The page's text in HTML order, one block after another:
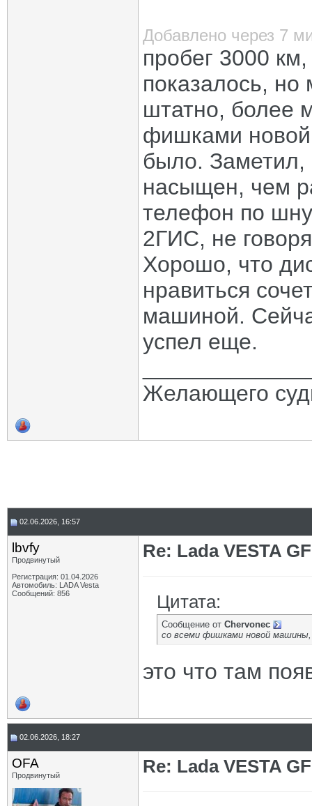
Добавлено через 7
пробег 3000
показалось, но
штатно, более
фишками
было. Заметил,
насыщен, чем
телефон по
2ГИС, не
Хорошо, что
нравиться
машиной.
успел еще.
Желающего
02.06.2026, 16:57
lbvfy
Продвинутый
Регистрация: 01.04.2026
Автомобиль: LADA Vesta
Сообщений: 856
Re: Lada VESTA
Цитата:
Сообщение от Chervonec
со всеми фишками новой
это что там
02.06.2026, 18:27
OFA
Продвинутый Re: Lada VESTA